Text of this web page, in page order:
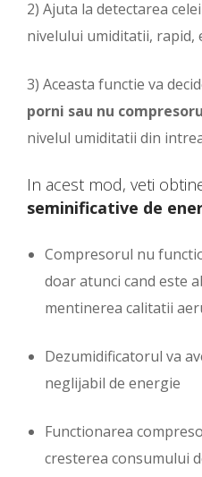
2) Ajuta la detectarea
nivelului umiditatii, rapid,
3) Aceasta functie va
porni sau nu
nivelul umiditatii din
In acest mod, veti
seminificative de
Compresorul nu
doar atunci cand este
mentinerea calitatii
Dezumidificatorul va
neglijabil de energie
Functionarea
cresterea consumului